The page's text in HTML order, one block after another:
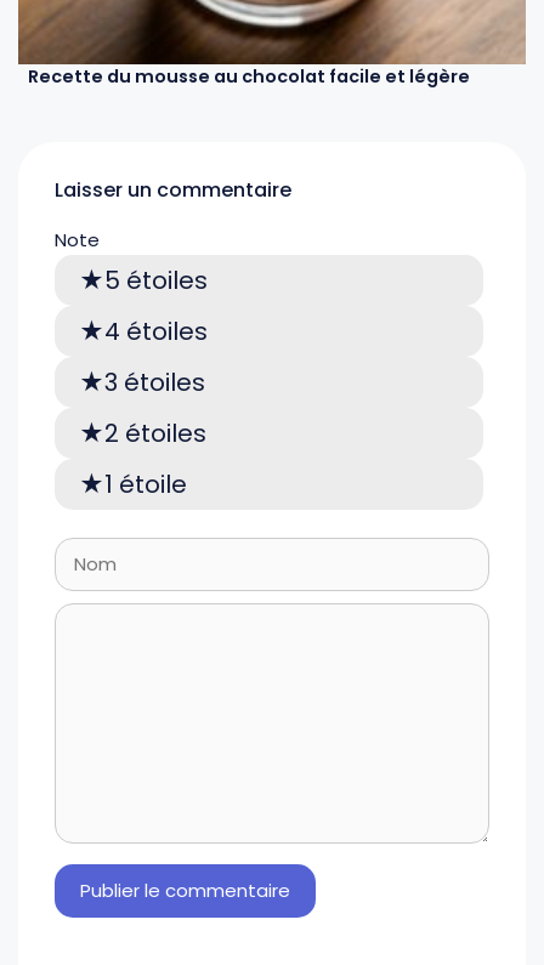
Recette du mousse au chocolat facile et légère
Laisser un commentaire
Note
5 étoiles
4 étoiles
3 étoiles
2 étoiles
1 étoile